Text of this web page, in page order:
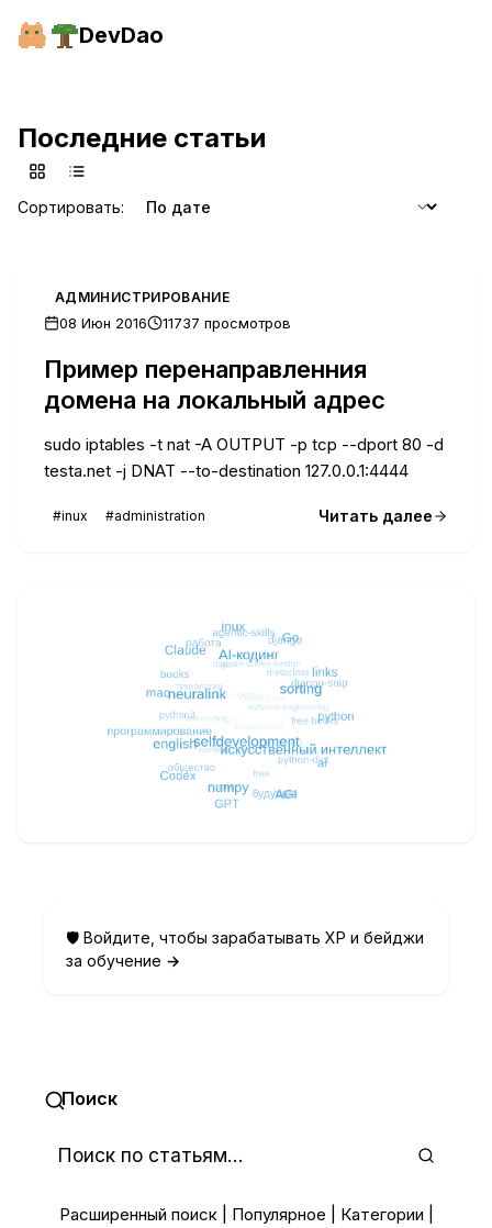
DevDao
Последние статьи
Сортировать:
АДМИНИСТРИРОВАНИЕ
08 Июн 2016 11737 просмотров
Пример перенаправленния
домена на локальный адрес
sudo iptables -t nat -A OUTPUT -p tcp --dport 80 -d
testa.net -j DNAT --to-destination 127.0.0.1:4444
#inux #administration Читать далее
🛡️ Войдите, чтобы зарабатывать XP и бейджи
за обучение →
Поиск
Расширенный поиск| Популярное Категории